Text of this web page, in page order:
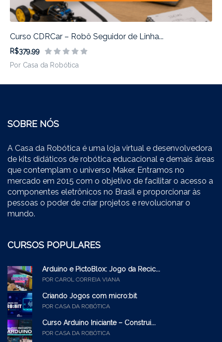
Curso CDRCar – Robô Seguidor de Linha...
R$379,99
Por Casa da Robótica
SOBRE NÓS
A Casa da Robótica é uma loja virtual e desenvolvedora
de kits didáticos de robótica educacional e demais áreas
que contemplam o universo Maker. Entramos no
mercado em 2015 com o objetivo de facilitar o acesso a
componentes eletrônicos no Brasil e proporcionar às
pessoas o poder de criar projetos e revolucionar o
mundo.
CURSOS POPULARES
Arduino e PictoBlox: Jogo da Recic...
POR CAROL CORREIA VIANA
Criando Jogos com micro:bit
POR CASA DA ROBÓTICA
Curso Arduino Iniciante – Construi...
POR CASA DA ROBÓTICA